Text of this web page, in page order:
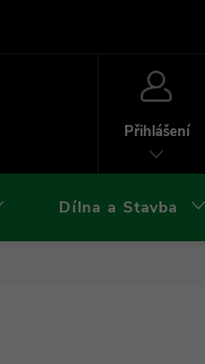
Přihlášení
Dílna a Stavba